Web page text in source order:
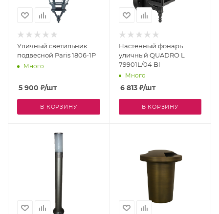
Уличный светильник
подвесной Paris 1806-1P
Много
5 900 ₽/шт
В КОРЗИНУ
Настенный фонарь
уличный QUADRO L
79901L/04 Bl
Много
6 813₽/шт
В КОРЗИНУ